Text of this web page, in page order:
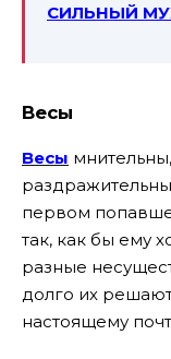
СИЛЬНЫЙ
Весы
Весы
раздражительны
первом
так, как бы ему
разные
долго их
настоящему